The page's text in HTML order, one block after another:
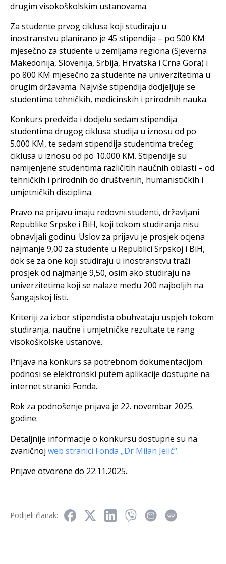
drugim visokoškolskim ustanovama.
Za studente prvog ciklusa koji studiraju u
inostranstvu planirano je 45 stipendija – po 500 KM
mjesečno za studente u zemljama regiona (Sjeverna
Makedonija, Slovenija, Srbija, Hrvatska i Crna Gora) i
po 800 KM mjesečno za studente na univerzitetima u
drugim državama. Najviše stipendija dodjeljuje se
studentima tehničkih, medicinskih i prirodnih nauka.
Konkurs predviđa i dodjelu sedam stipendija
studentima drugog ciklusa studija u iznosu od po
5.000 KM, te sedam stipendija studentima trećeg
ciklusa u iznosu od po 10.000 KM. Stipendije su
namijenjene studentima različitih naučnih oblasti – od
tehničkih i prirodnih do društvenih, humanističkih i
umjetničkih disciplina.
Pravo na prijavu imaju redovni studenti, državljani
Republike Srpske i BiH, koji tokom studiranja nisu
obnavljali godinu. Uslov za prijavu je prosjek ocjena
najmanje 9,00 za studente u Republici Srpskoj i BiH,
dok se za one koji studiraju u inostranstvu traži
prosjek od najmanje 9,50, osim ako studiraju na
univerzitetima koji se nalaze među 200 najboljih na
Šangajskoj listi.
Kriteriji za izbor stipendista obuhvataju uspjeh tokom
studiranja, naučne i umjetničke rezultate te rang
visokoškolske ustanove.
Prijava na konkurs sa potrebnom dokumentacijom
podnosi se elektronski putem aplikacije dostupne na
internet stranici Fonda.
Rok za podnošenje prijava je 22. novembar 2025.
godine.
Detaljnije informacije o konkursu dostupne su na
zvaničnoj web stranici Fonda „Dr Milan Jelić“.
Prijave otvorene do 22.11.2025.
Podijeli članak: